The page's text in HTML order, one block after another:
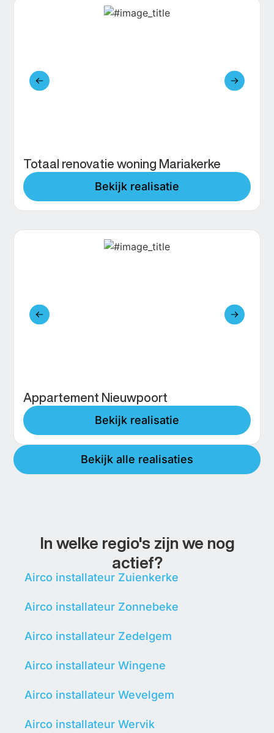
Totaal renovatie woning Mariakerke
Bekijk realisatie
Appartement Nieuwpoort
Bekijk realisatie
Bekijk alle realisaties
In welke regio's zijn we nog
actief?
Airco installateur Zuienkerke
Airco installateur Zonnebeke
Airco installateur Zedelgem
Airco installateur Wingene
Airco installateur Wevelgem
Airco installateur Wervik